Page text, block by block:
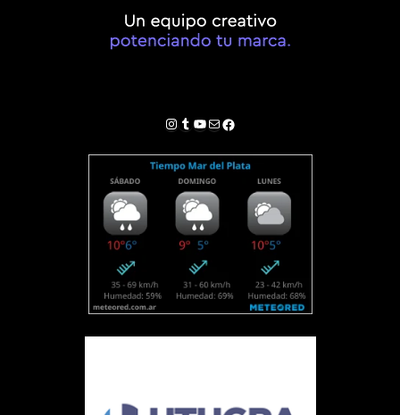
Instagram
Tumblr
YouTube
Correo electrónico
Facebook